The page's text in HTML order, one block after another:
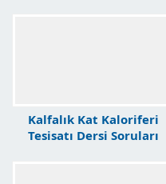
Kalfalık Kat Kaloriferi
Tesisatı Dersi Soruları